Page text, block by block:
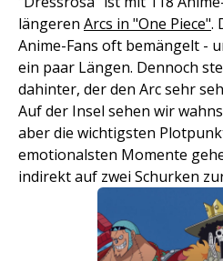
längeren Arcs in "One Piece".
Anime-Fans oft bemängelt -
ein paar Längen. Dennoch
dahinter, der den Arc sehr
Auf der Insel sehen wir
aber die wichtigsten
emotionalsten Momente
indirekt auf zwei Schurken